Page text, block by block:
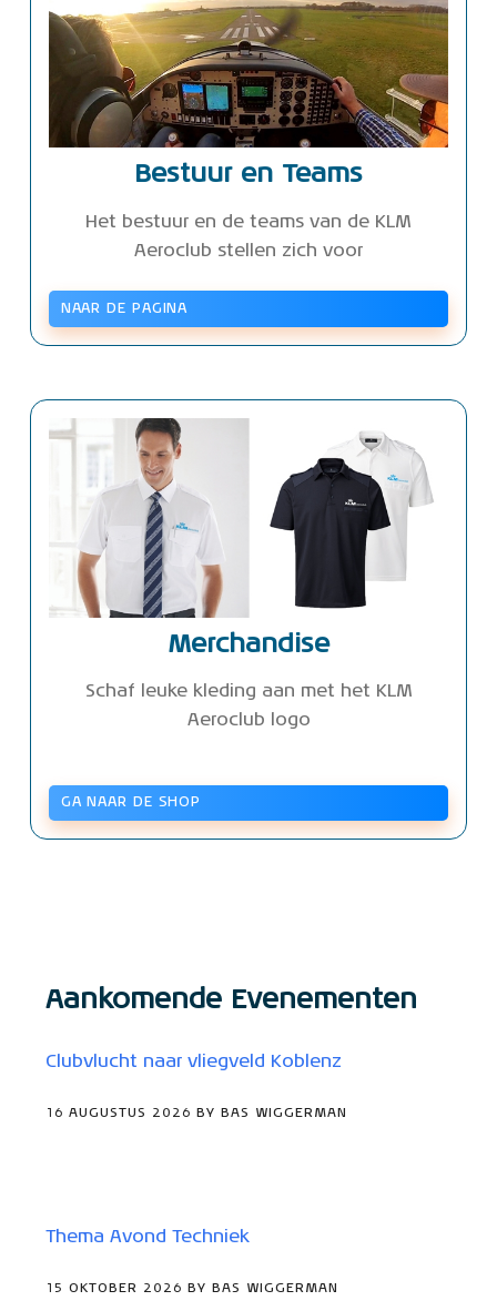
Bestuur en Teams
Het bestuur en de teams van de KLM
Aeroclub stellen zich voor
NAAR DE PAGINA
Merchandise
Schaf leuke kleding aan met het KLM
Aeroclub logo
GA NAAR DE SHOP
Aankomende Evenementen
Clubvlucht naar vliegveld Koblenz
16 AUGUSTUS 2026 BY BAS WIGGERMAN
Thema Avond Techniek
15 OKTOBER 2026 BY BAS WIGGERMAN